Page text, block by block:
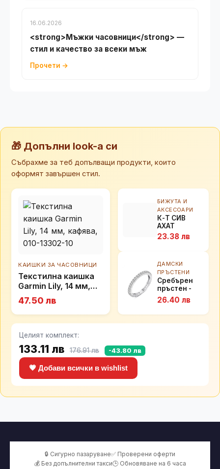
16.06.2026
<strong>Мъжки часовници</strong> —
стил и качество за всеки мъж
Прочети →
🎁 Допълни look-а си
Събрахме за теб допълващи продукти, които
оформят завършен стил.
КАИШКИ ЗА ЧАСОВНИЦИ
Текстилна каишка
Garmin Lily, 14 мм,
кафява, 010-13302-
10
47.50 лв
БИЖУТА И
АКСЕСОАРИ
К-Т СИВ
АХАТ
23.38 лв
ДАМСКИ
ПРЪСТЕНИ
Сребърен
пръстен -
Постоянност
26.40 лв
Целият комплект:
133.11 лв 176.91 лв -43.80 лв
💗 Добави всички в wishlist
🔒 Сигурно пазаруване✅ Проверени оферти
💰 Без допълнителни такси🕒 Обновяване на 6 часа